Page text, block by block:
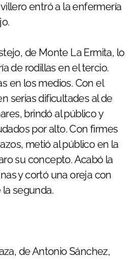
entró a la enfermería
de Monte La Ermita, lo
de rodillas en el tercio.
en los medios. Con el
serias dificultades al de
brindó al público y
por alto. Con firmes
metió al público en la
su concepto. Acabó la
y cortó una oreja con
segunda.
de Antonio Sánchez,